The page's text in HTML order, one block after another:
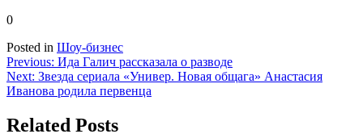
0
Posted in Шоу-бизнес
Навигация
по
Previous: Ида Галич рассказала о разводе
Next: Звезда сериала «Универ. Новая общага» Анастасия
Иванова родила первенца
Related Posts